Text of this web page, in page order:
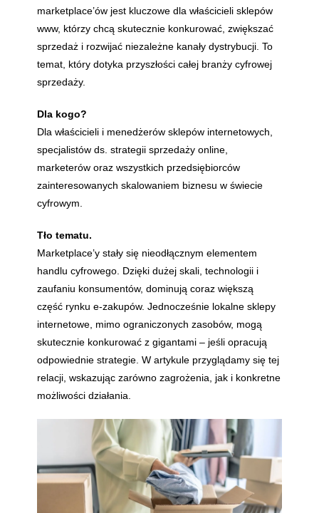
marketplace’ów jest kluczowe dla właścicieli sklepów
www, którzy chcą skutecznie konkurować, zwiększać
sprzedaż i rozwijać niezależne kanały dystrybucji. To
temat, który dotyka przyszłości całej branży cyfrowej
sprzedaży.
Dla kogo?
Dla właścicieli i menedżerów sklepów internetowych,
specjalistów ds. strategii sprzedaży online,
marketerów oraz wszystkich przedsiębiorców
zainteresowanych skalowaniem biznesu w świecie
cyfrowym.
Tło tematu.
Marketplace’y stały się nieodłącznym elementem
handlu cyfrowego. Dzięki dużej skali, technologii i
zaufaniu konsumentów, dominują coraz większą
część rynku e-zakupów. Jednocześnie lokalne sklepy
internetowe, mimo ograniczonych zasobów, mogą
skutecznie konkurować z gigantami – jeśli opracują
odpowiednie strategie. W artykule przyglądamy się tej
relacji, wskazując zarówno zagrożenia, jak i konkretne
możliwości działania.